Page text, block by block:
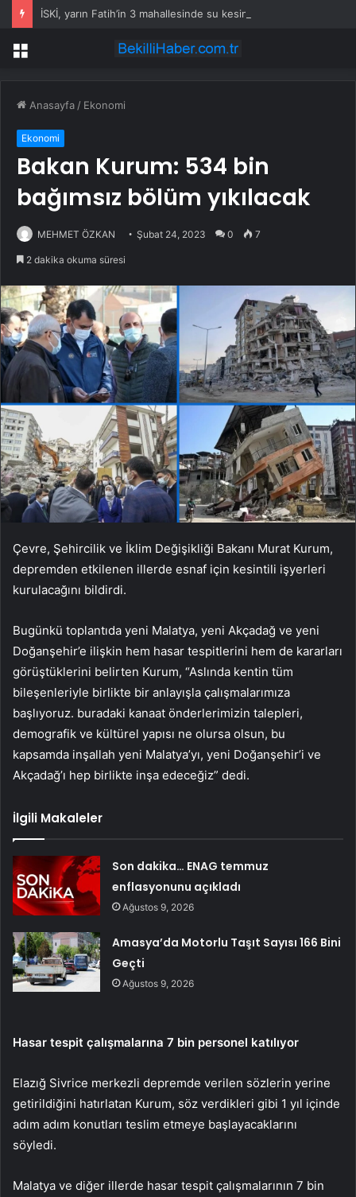
İSKİ, yarın Fatih’in 3 mahallesinde su kesintisi uygulayacak
Menü
Anasayfa / Ekonomi
Ekonomi
Bakan Kurum: 534 bin
bağımsız bölüm yıkılacak
MEHMET ÖZKAN Şubat 24, 2023 0 7
2 dakika okuma süresi
Çevre, Şehircilik ve İklim Değişikliği Bakanı Murat Kurum,
depremden etkilenen illerde esnaf için kesintili işyerleri
kurulacağını bildirdi.
Bugünkü toplantıda yeni Malatya, yeni Akçadağ ve yeni
Doğanşehir’e ilişkin hem hasar tespitlerini hem de kararları
görüştüklerini belirten Kurum, “Aslında kentin tüm
bileşenleriyle birlikte bir anlayışla çalışmalarımıza
başlıyoruz. buradaki kanaat önderlerimizin talepleri,
demografik ve kültürel yapısı ne olursa olsun, bu
kapsamda inşallah yeni Malatya’yı, yeni Doğanşehir’i ve
Akçadağ’ı hep birlikte inşa edeceğiz” dedi.
İlgili Makaleler
Son dakika… ENAG temmuz
enflasyonunu açıkladı
Ağustos 9, 2026
Amasya’da Motorlu Taşıt Sayısı 166 Bini
Geçti
Ağustos 9, 2026
Hasar tespit çalışmalarına 7 bin personel katılıyor
Elazığ Sivrice merkezli depremde verilen sözlerin yerine
getirildiğini hatırlatan Kurum, söz verdikleri gibi 1 yıl içinde
adım adım konutları teslim etmeye başlayacaklarını
söyledi.
Malatya ve diğer illerde hasar tespit çalışmalarının 7 bin